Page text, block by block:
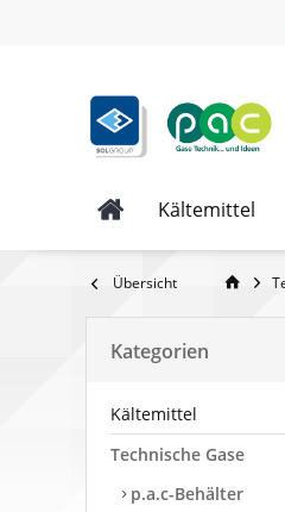
Kältemittel
Übersicht
Kategorien
Kältemittel
Technische Gase
p.a.c-Behälter